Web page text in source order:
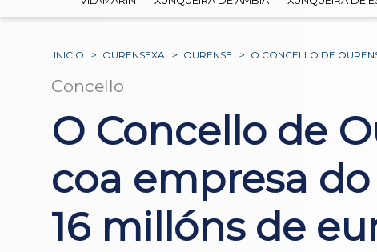
INICIO > OURENSEXA > OURENSE > O CONCELLO DE
Concello
O Concello de
coa empresa
16 millóns de